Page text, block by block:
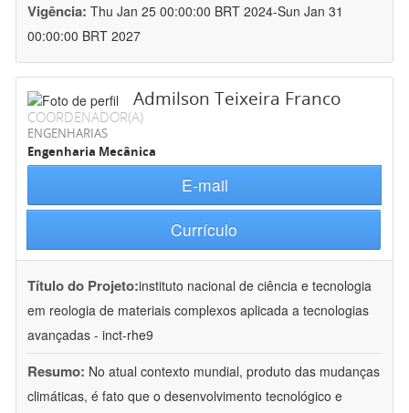
Vigência: Thu Jan 25 00:00:00 BRT 2024-Sun Jan 31
00:00:00 BRT 2027
Admilson Teixeira Franco
COORDENADOR(A)
ENGENHARIAS
Engenharia Mecânica
E-mail
Currículo
Título do Projeto:instituto nacional de ciência e tecnologia
em reologia de materiais complexos aplicada a tecnologias
avançadas - inct-rhe9
Resumo: No atual contexto mundial, produto das mudanças
climáticas, é fato que o desenvolvimento tecnológico e